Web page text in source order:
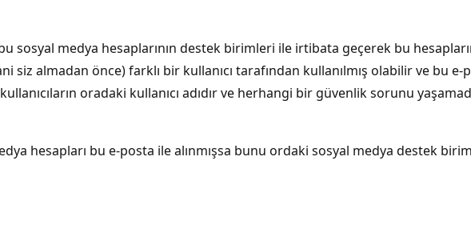
sosyal medya hesaplarının destek birimleri ile irtibata geçerek bu
almadan önce) farklı bir kullanıcı tarafından kullanılmış olabilir ve bu
oradaki kullanıcı adıdır ve herhangi bir güvenlik sorunu
hesapları bu e-posta ile alınmışsa bunu ordaki sosyal medya destek